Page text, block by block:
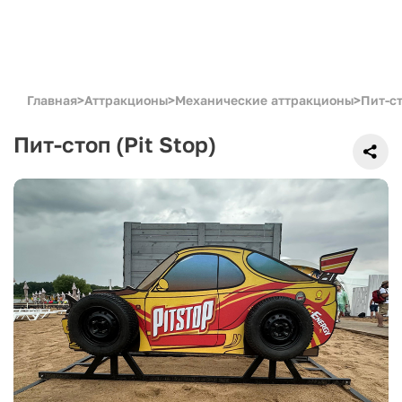
Главная>Аттракционы>Механические аттракционы>Пит-
Пит-стоп (Pit Stop)